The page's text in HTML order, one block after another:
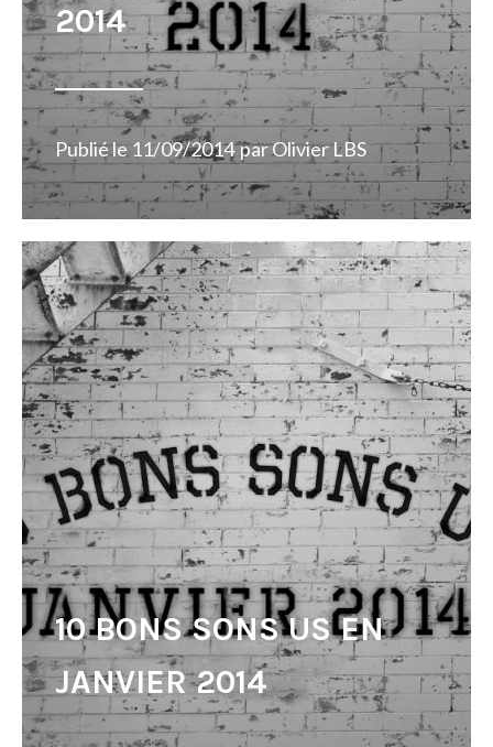
2014
Publié le 11/09/2014 parOlivier LBS
10 BONS SONS US EN
JANVIER 2014